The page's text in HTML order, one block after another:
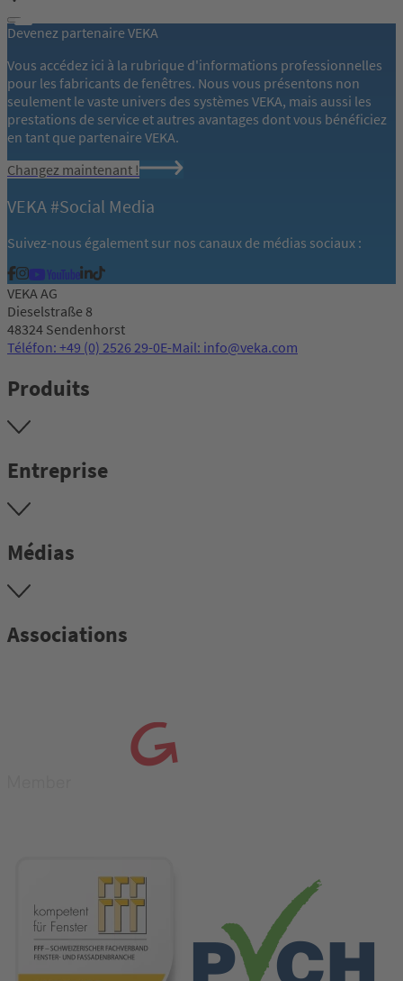
Devenez partenaire VEKA
Vous accédez ici à la rubrique d'informations professionnelles
pour les fabricants de fenêtres. Nous vous présentons non
seulement le vaste univers des systèmes VEKA, mais aussi les
prestations de service et autres avantages dont vous bénéficiez
en tant que partenaire VEKA.
Changez maintenant !
VEKA #Social Media
Suivez-nous également sur nos canaux de médias sociaux :
VEKA AG
Dieselstraße 8
48324 Sendenhorst
Téléfon: +49 (0) 2526 29-0E-Mail: info@veka.com
Produits
Entreprise
Médias
Associations